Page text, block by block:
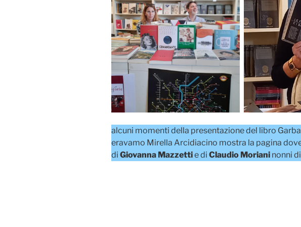
alcuni momenti della presentazione del libro
eravamo Mirella Arcidiacino mostra la pagina
di Giovanna Mazzettie di Claudio Moriani nonni di